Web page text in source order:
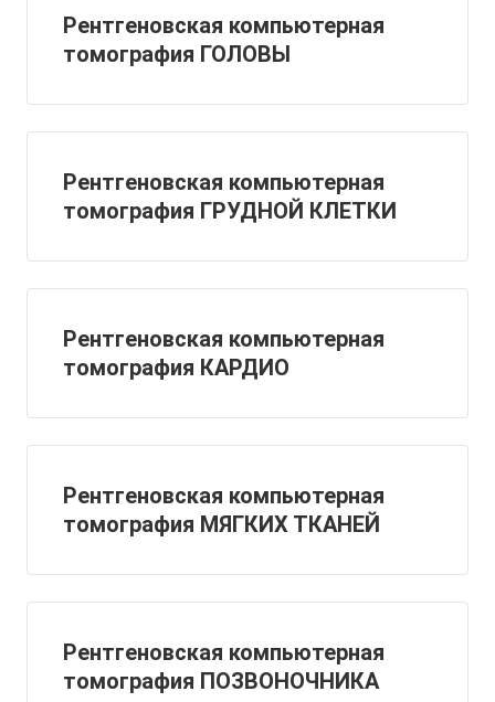
Рентгеновская компьютерная
томография ГОЛОВЫ
Рентгеновская компьютерная
томография ГРУДНОЙ КЛЕТКИ
Рентгеновская компьютерная
томография КАРДИО
Рентгеновская компьютерная
томография МЯГКИХ ТКАНЕЙ
Рентгеновская компьютерная
томография ПОЗВОНОЧНИКА